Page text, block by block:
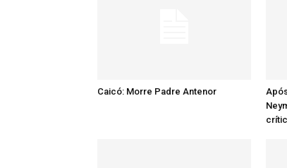
Caicó: Morre Padre Antenor